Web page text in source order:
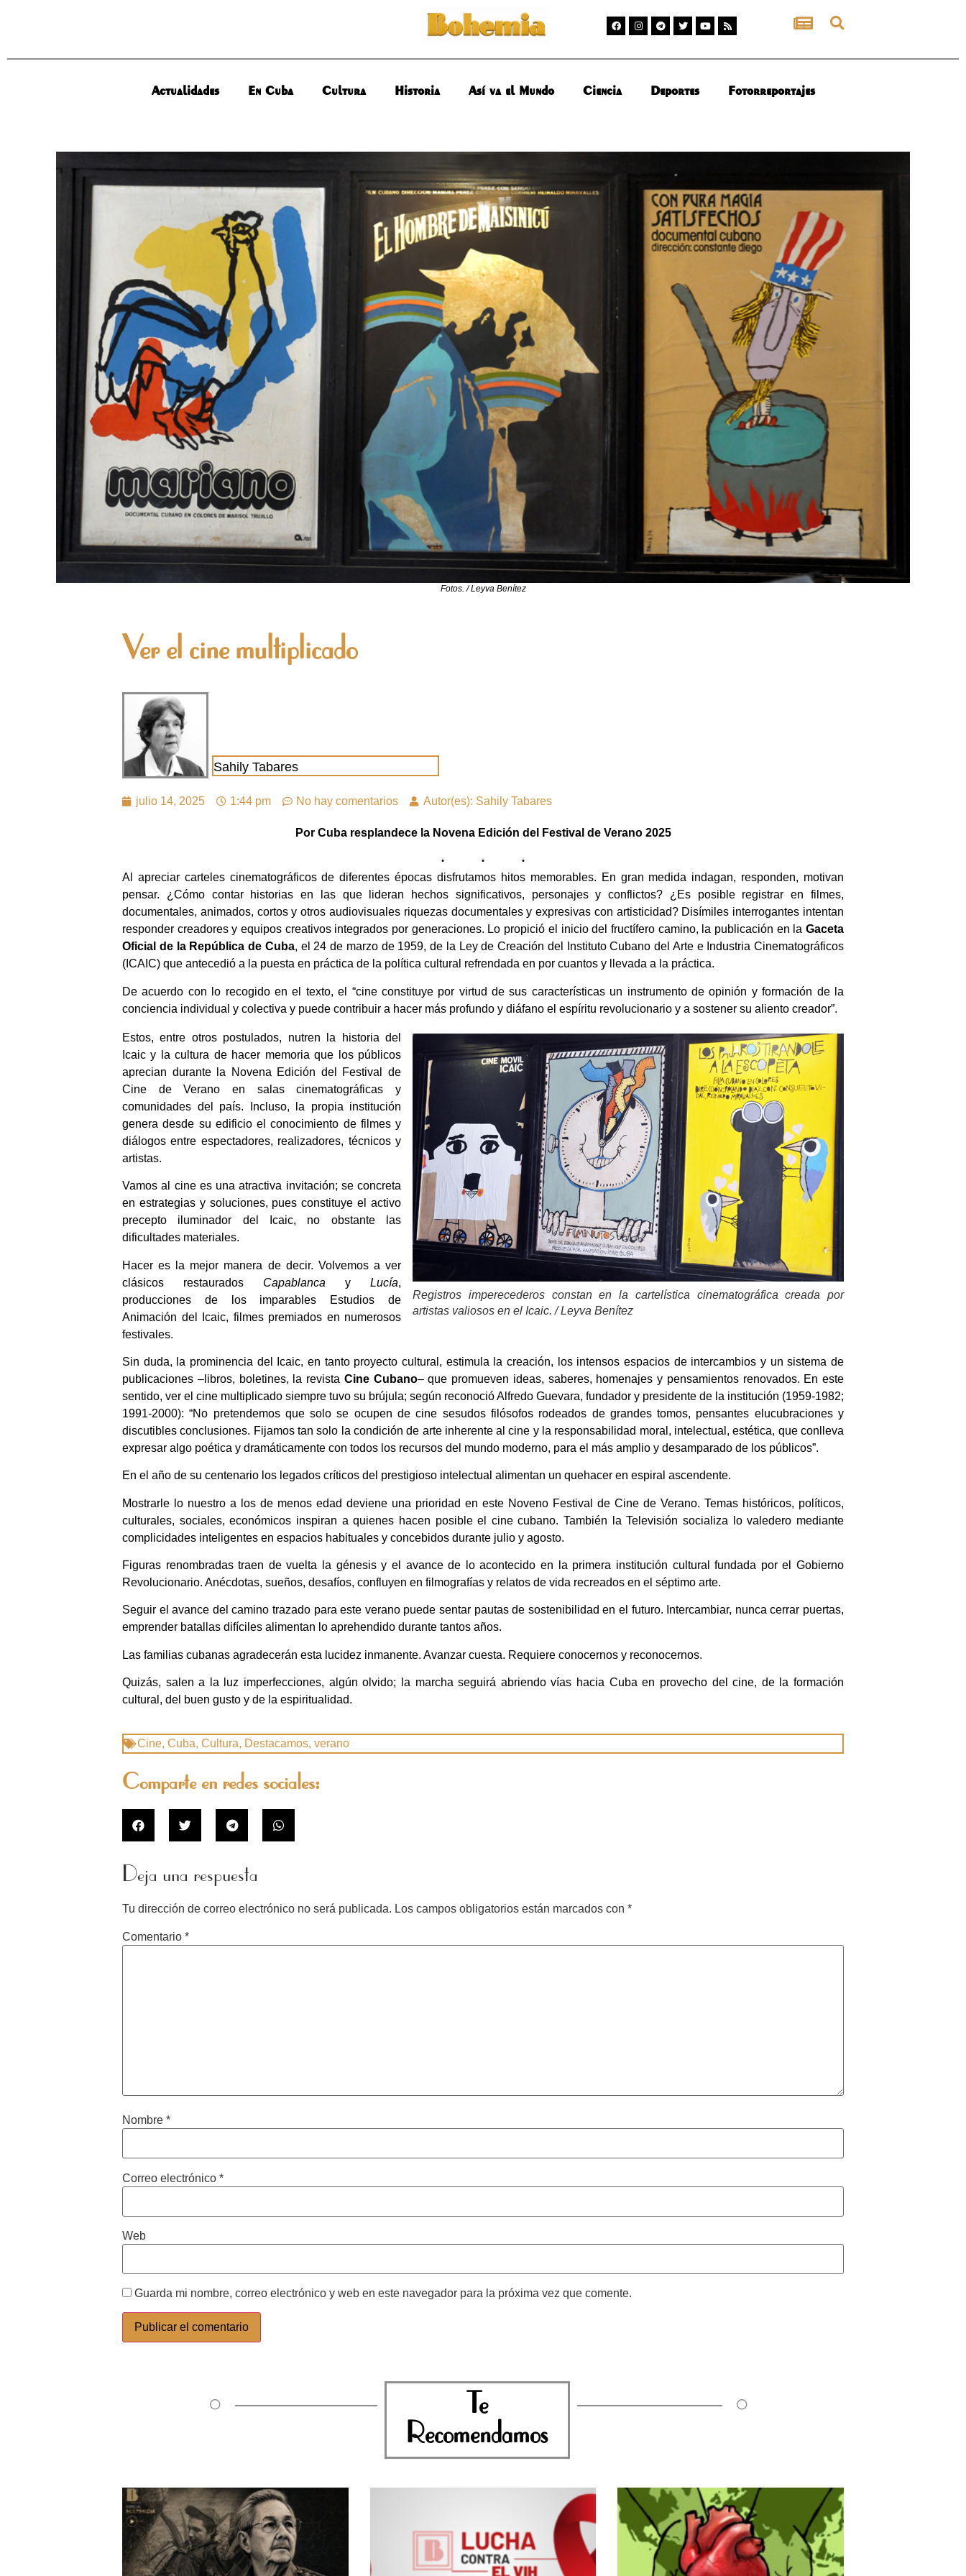
Actualidades En Cuba Cultura Historia Así va el Mundo Ciencia Deportes Fotorreportajes
Fotos. / Leyva Benítez
Ver el cine multiplicado
Sahily Tabares
julio 14, 2025 1:44 pm No hay comentarios Autor(es): Sahily Tabares
Por Cuba resplandece la Novena Edición del Festival de Verano 2025
Al apreciar carteles cinematográficos de diferentes épocas disfrutamos hitos memorables. En gran medida indagan, responden, motivan
pensar. ¿Cómo contar historias en las que lideran hechos significativos, personajes y conflictos? ¿Es posible registrar en filmes,
documentales, animados, cortos y otros audiovisuales riquezas documentales y expresivas con artisticidad? Disímiles interrogantes intentan
responder creadores y equipos creativos integrados por generaciones. Lo propició el inicio del fructífero camino, la publicación en la Gaceta
Oficial de la República de Cuba, el 24 de marzo de 1959, de la Ley de Creación del Instituto Cubano del Arte e Industria Cinematográficos
(ICAIC) que antecedió a la puesta en práctica de la política cultural refrendada en por cuantos y llevada a la práctica.
De acuerdo con lo recogido en el texto, el “cine constituye por virtud de sus características un instrumento de opinión y formación de la
conciencia individual y colectiva y puede contribuir a hacer más profundo y diáfano el espíritu revolucionario y a sostener su aliento creador”.
Registros imperecederos constan en la cartelística cinematográfica creada por
artistas valiosos en el Icaic. / Leyva Benítez
Estos, entre otros postulados, nutren la historia del
Icaic y la cultura de hacer memoria que los públicos
aprecian durante la Novena Edición del Festival de
Cine de Verano en salas cinematográficas y
comunidades del país. Incluso, la propia institución
genera desde su edificio el conocimiento de filmes y
diálogos entre espectadores, realizadores, técnicos y
artistas.
Vamos al cine es una atractiva invitación; se concreta
en estrategias y soluciones, pues constituye el activo
precepto iluminador del Icaic, no obstante las
dificultades materiales.
Hacer es la mejor manera de decir. Volvemos a ver
clásicos restaurados Capablanca y Lucía,
producciones de los imparables Estudios de
Animación del Icaic, filmes premiados en numerosos
festivales.
Sin duda, la prominencia del Icaic, en tanto proyecto cultural, estimula la creación, los intensos espacios de intercambios y un sistema de
publicaciones –libros, boletines, la revista Cine Cubano– que promueven ideas, saberes, homenajes y pensamientos renovados. En este
sentido, ver el cine multiplicado siempre tuvo su brújula; según reconoció Alfredo Guevara, fundador y presidente de la institución (1959-1982;
1991-2000): “No pretendemos que solo se ocupen de cine sesudos filósofos rodeados de grandes tomos, pensantes elucubraciones y
discutibles conclusiones. Fijamos tan solo la condición de arte inherente al cine y la responsabilidad moral, intelectual, estética, que conlleva
expresar algo poética y dramáticamente con todos los recursos del mundo moderno, para el más amplio y desamparado de los públicos”.
En el año de su centenario los legados críticos del prestigioso intelectual alimentan un quehacer en espiral ascendente.
Mostrarle lo nuestro a los de menos edad deviene una prioridad en este Noveno Festival de Cine de Verano. Temas históricos, políticos,
culturales, sociales, económicos inspiran a quienes hacen posible el cine cubano. También la Televisión socializa lo valedero mediante
complicidades inteligentes en espacios habituales y concebidos durante julio y agosto.
Figuras renombradas traen de vuelta la génesis y el avance de lo acontecido en la primera institución cultural fundada por el Gobierno
Revolucionario. Anécdotas, sueños, desafíos, confluyen en filmografías y relatos de vida recreados en el séptimo arte.
Seguir el avance del camino trazado para este verano puede sentar pautas de sostenibilidad en el futuro. Intercambiar, nunca cerrar puertas,
emprender batallas difíciles alimentan lo aprehendido durante tantos años.
Las familias cubanas agradecerán esta lucidez inmanente. Avanzar cuesta. Requiere conocernos y reconocernos.
Quizás, salen a la luz imperfecciones, algún olvido; la marcha seguirá abriendo vías hacia Cuba en provecho del cine, de la formación
cultural, del buen gusto y de la espiritualidad.
Cine, Cuba, Cultura, Destacamos, verano
Comparte en redes sociales:
Deja una respuesta
Tu dirección de correo electrónico no será publicada. Los campos obligatorios están marcados con *
Comentario *
Nombre *
Correo electrónico *
Web
Guarda mi nombre, correo electrónico y web en este navegador para la próxima vez que comente.
Te
Recomendamos